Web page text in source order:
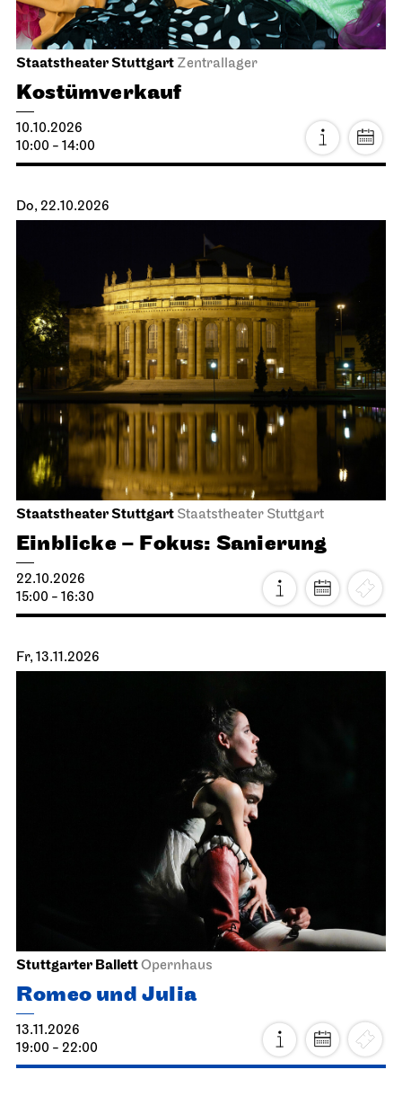
Staatstheater Stuttgart Zentrallager
Kostümverkauf
10.10.2026
10:00 - 14:00
Do, 22.10.2026
Staatstheater Stuttgart Staatstheater Stuttgart
Einblicke – Fokus: Sanierung
22.10.2026
15:00 - 16:30
Fr, 13.11.2026
Stuttgarter BallettOpernhaus
Romeo und Julia
13.11.2026
19:00 - 22:00